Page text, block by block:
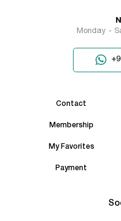
Monday -
Contact
Membership
My Favorites
Payment